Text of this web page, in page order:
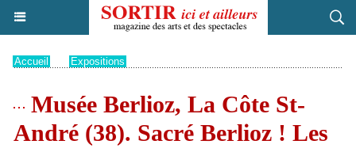
Accueil Expositions
Musée Berlioz, La Côte St-
André (38). Sacré Berlioz ! Les